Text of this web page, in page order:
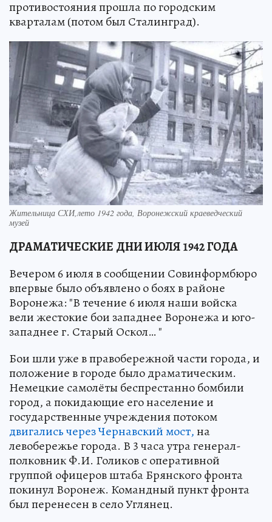
противостояния прошла по городским
кварталам (потом был Сталинград).
Жительница СХИ,лето 1942 года, Воронежский краеведческий
музей
ДРАМАТИЧЕСКИЕ ДНИ ИЮЛЯ1942ГОДА
Вечером 6 июля в сообщении Совинформбюро
впервые было объявлено о боях в районе
Воронежа: "В течение 6 июля наши войска
вели жестокие бои западнее Воронежа и юго-
западнее г. Старый Оскол… "
Бои шли уже в правобережной части города, и
положение в городе было драматическим.
Немецкие самолёты беспрестанно бомбили
город, а покидающие его население и
государственные учреждения потоком
двигались через Чернавский мост,на
левобережье города. В 3 часа утра генерал-
полковник Ф.И. Голиков с оперативной
группой офицеров штаба Брянского фронта
покинул Воронеж. Командный пункт фронта
был перенесен в село Углянец.